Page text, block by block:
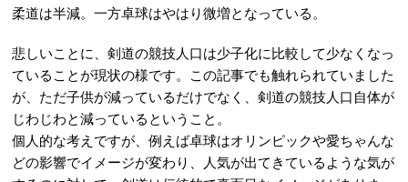
柔道は半減。一方卓球はやはり微増となっている。
悲しいことに、剣道の競技人口は少子化に比較して少なくなっ
ていることが現状の様です。この記事でも触れられていました
が、ただ子供が減っているだけでなく、剣道の競技人口自体が
じわじわと減っているということ。
個人的な考えですが、例えば卓球はオリンピックや愛ちゃんな
どの影響でイメージが変わり、人気が出てきているような気が